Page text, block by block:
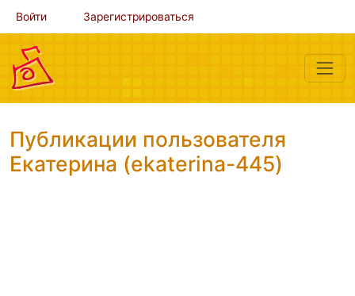
Войти Зарегистрироваться
Публикации пользователя
Екатерина (ekaterina-445)